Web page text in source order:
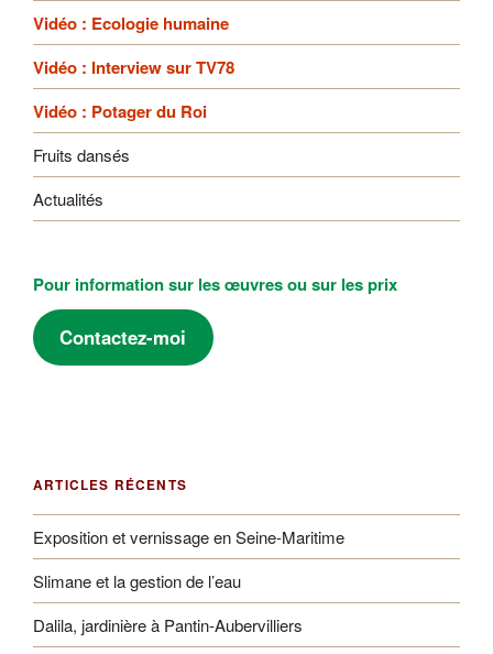
Vidéo : Ecologie humaine
Vidéo : Interview sur TV78
Vidéo : Potager du Roi
Fruits dansés
Actualités
Pour information sur les œuvres ou sur les prix
Contactez-moi
ARTICLES RÉCENTS
Exposition et vernissage en Seine-Maritime
Slimane et la gestion de l’eau
Dalila, jardinière à Pantin-Aubervilliers